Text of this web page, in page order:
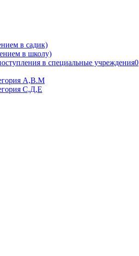
в садик)
в школу)
в специальные учреждения0
А,В.М
С,Д,Е